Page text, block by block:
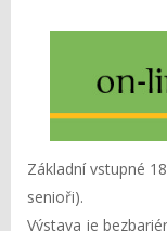
Základní vstupné
senioři).
Výstava je